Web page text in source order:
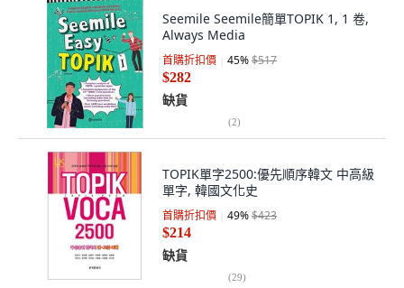
Seemile Seemile簡單TOPIK 1, 1 卷,
Always Media
首購折扣價 45%$517
$282
缺貨
(2)
TOPIK單字2500:優先順序韓文 中高級
單字, 韓國文化史
首購折扣價 49%$423
$214
缺貨
(29)